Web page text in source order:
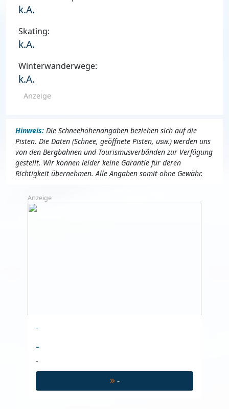
k.A.
Skating:
k.A.
Winterwanderwege:
k.A.
Anzeige
Hinweis: Die Schneehöhenangaben beziehen sich auf die
Pisten. Die Daten (Schnee, geöffnete Pisten, usw.) werden uns
von den Bergbahnen und Tourismusverbänden zur Verfügung
gestellt. Wir können leider keine Garantie für deren
Richtigkeit übernehmen. Alle Angaben somit ohne Gewähr.
Anzeige
-
-
-
-